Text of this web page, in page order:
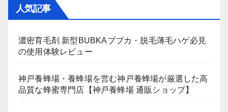
人気記事
濃密育毛剤 新型BUBKAブブカ・脱毛薄毛ハゲ必見
の使用体験レビュー
神戸養蜂場・養蜂場を営む神戸養蜂場が厳選した高
品質な蜂蜜専門店【神戸養蜂場 通販ショップ】